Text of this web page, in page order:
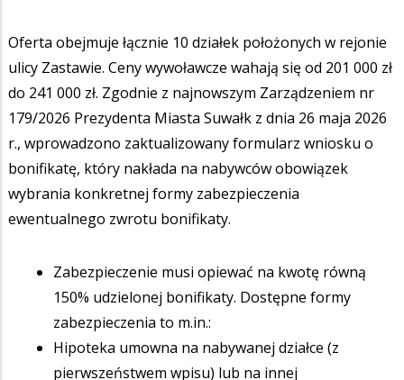
Oferta obejmuje łącznie 10 działek położonych w rejonie
ulicy Zastawie. Ceny wywoławcze wahają się od 201 000 zł
do 241 000 zł. Zgodnie z najnowszym Zarządzeniem nr
179/2026 Prezydenta Miasta Suwałk z dnia 26 maja 2026
r., wprowadzono zaktualizowany formularz wniosku o
bonifikatę, który nakłada na nabywców obowiązek
wybrania konkretnej formy zabezpieczenia
ewentualnego zwrotu bonifikaty.
Zabezpieczenie musi opiewać na kwotę równą
150% udzielonej bonifikaty. Dostępne formy
zabezpieczenia to m.in.:
Hipoteka umowna na nabywanej działce (z
pierwszeństwem wpisu) lub na innej